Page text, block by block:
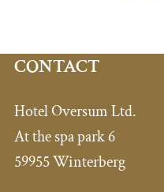
CONTACT
Hotel Oversum Ltd.
At the spa park 6
59955 Winterberg